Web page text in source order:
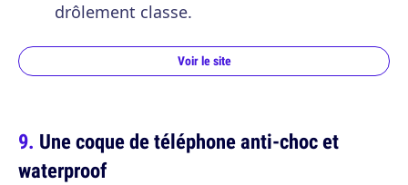
drôlement classe.
Voir le site
Une coque de téléphone anti-choc et
waterproof